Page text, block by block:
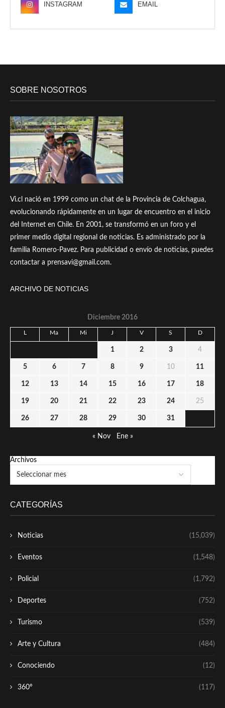
INSTAGRAM EMAIL
SOBRE NOSOTROS
Vi.cl nació en 1999 como un chat de la Provincia de Colchagua,
evolucionando rápidamente en un lugar de encuentro en el inicio
del Internet en Chile. En 2001, se transformó en un foro y el
primer medio digital regional de noticias. Es administrado por la
familia Romero-Pavez. Para publicidad o envío de noticias, puedes
contactar a prensavi@gmail.com.
ARCHIVO DE NOTICIAS
Diciembre 2016
L Ma Mi J V S D
1 2 3 4
5 6 7 8 9 10 11
12 13 14 15 16 17 18
19 20 21 22 23 24 25
26 27 28 29 30 31
« Nov Ene »
Archivos
CATEGORÍAS
Noticias (15,039)
Eventos (1,548)
Policial (1,792)
Deportes (752)
Turismo (539)
Arte y Cultura (484)
Conociendo (12)
360º (117)